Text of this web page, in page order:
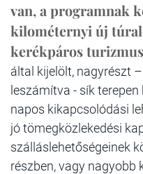
van, a programnak
kilométernyi új
kerékpáros
által kijelölt, nagyrészt
leszámítva - sík
napos kikapcsolódási
jó tömegközlekedési
szálláslehetőségeinek
részben, vagy nagyobb